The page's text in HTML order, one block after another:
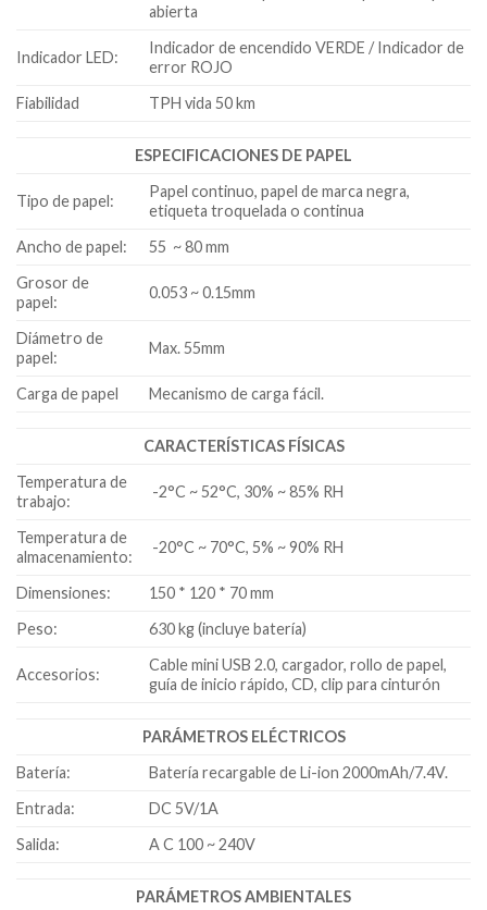
abierta
Indicador LED:
Indicador de encendido VERDE / Indicador de
error ROJO
Fiabilidad
TPH vida 50 km
ESPECIFICACIONES DE PAPEL
Tipo de papel:
Papel continuo, papel de marca negra,
etiqueta troquelada o continua
Ancho de papel:
55 ~ 80 mm
Grosor de
papel:
0.053 ~ 0.15mm
Diámetro de
papel:
Max. 55mm
Carga de papel Mecanismo de carga fácil.
CARACTERÍSTICAS FÍSICAS
Temperatura de
trabajo:
-2°C ~ 52°C, 30% ~ 85% RH
Temperatura de
almacenamiento:
-20°C ~ 70°C, 5% ~ 90% RH
Dimensiones:
150 * 120 * 70 mm
Peso:
630 kg (incluye batería)
Accesorios:
Cable mini USB 2.0, cargador, rollo de papel,
guía de inicio rápido, CD, clip para cinturón
PARÁMETROS ELÉCTRICOS
Batería:
Batería recargable de Li-ion 2000mAh/7.4V.
Entrada:
DC 5V/1A
Salida:
A C 100 ~ 240V
PARÁMETROS AMBIENTALES